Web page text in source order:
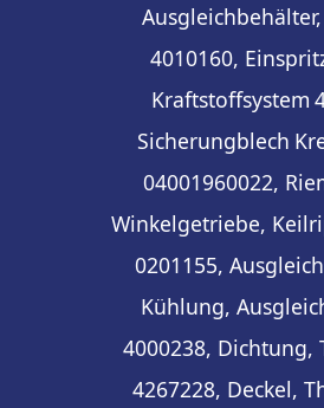
4010160,
Kraftstoffsystem
Sicherungblech
04001960022,
Winkelgetriebe,
0201155,
Kühlung,
4000238, Dichtung,
4267228, Deckel,